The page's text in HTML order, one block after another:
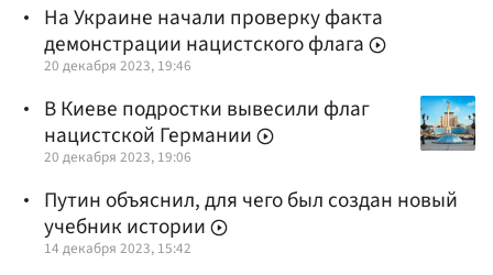
На Украине начали проверку факта
демонстрации нацистского флага
20 декабря 2023, 19:46
В Киеве подростки вывесили флаг
нацистской Германии
20 декабря 2023, 19:06
Путин объяснил, для чего был создан новый
учебник истории
14 декабря 2023, 15:42